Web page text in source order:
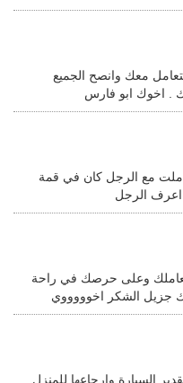
معك وانصح الجميع
. اخوك ابو فارس
مع الرجل كان في قمة
اعرف الرجل
وعلى حرصك في راحة
جزيل الشكر اخوووووي
السيارة وارجاعها للمنزل